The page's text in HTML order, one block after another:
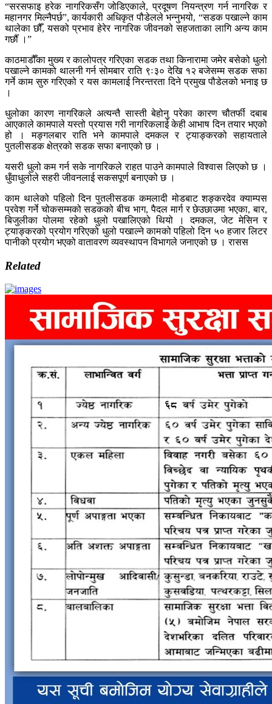
“सरसफाइ हरेक नागरिकसँग जोडिएकाले, प्रदूषण नियन्त्रण गर्न नागरिक र
महानगर मिल्नैपर्छ”, कार्यकारी अधिकृत पौडेलले भन्नुभयो, “सडक पखाल्ने काम
थालेका छौँ, यसको प्रभाव हेरेर नागरिक जीवनको सहजताका लागि अन्य काम
गर्छौँ ।”
काठमाडौँका मुख्य र कालोपत्र गरिएका सडक तथा किनारामा जमेर बसेको धुलो
पखाल्ने कामको थालनी गर्न सोमबार राति ९ः३० देखि १२ बजेसम्म सडक सफा
गर्ने काम सुरु गरिएको र यस कामलाई निरन्तरता दिने प्रमुख पौडेलको भनाइ छ
।
धुलोका कारण नागरिकले अत्यन्तै सास्ती बेहोनु परेका कारण चौतर्फी दबाब
आएकाले कामपाले यस्तो प्रयास गरी नागरिकलाई केही आभाष दिन तयार भएको
हो । मङ्गलबार राति भने कामपाले दमकल र ट्याङ्करको सहायताले
पुतलीसडक क्षेत्रको सडक सफा बनाएको छ ।
यसरी धुलो कम गर्न सके नागरिकले राहत पाउने कामपाले विश्वास लिएको छ ।
धुँवाधुलोले सहरी जीवनलाई सकसपूर्ण बनाएको छ ।
काम थालेको पहिलो दिन पुतलीसडक कमलादी मोडबाट शङ्करदेव क्याम्पस
प्रवेश गर्ने चोकसम्मको सडकको बीच भाग, पैदल मार्ग र छेउछाउमा भएका, बार,
बिजुलीका पोलमा रहेको धुलो पखालिएको थियो । दमकल, जेट मेसिन र
ट्याङ्करको प्रयोग गरिएको धुलो पखाल्ने कामको पहिलो दिन ५० हजार लिटर
पानीको प्रयोग भएको वातावरण व्यवस्थापन विभागले जनाएको छ । रासस
Related